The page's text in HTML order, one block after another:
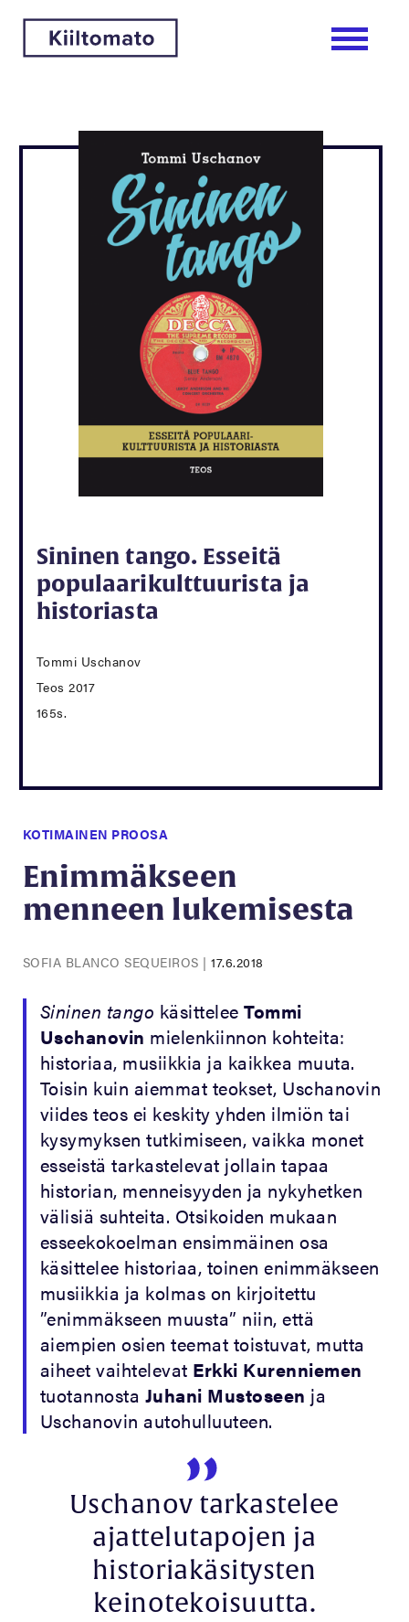
Sininen tango. Esseitä
populaarikulttuurista ja
historiasta
Tommi Uschanov
Teos 2017
165s.
KOTIMAINEN PROOSA
Enimmäkseen
menneen lukemisesta
SOFIA BLANCO SEQUEIROS |17.6.2018
Sininen tango käsitteleeTommi
Uschanovin mielenkiinnon kohteita:
historiaa, musiikkia ja kaikkea muuta.
Toisin kuin aiemmat teokset, Uschanovin
viides teos ei keskity yhden ilmiön tai
kysymyksen tutkimiseen, vaikka monet
esseistä tarkastelevat jollain tapaa
historian, menneisyyden ja nykyhetken
välisiä suhteita. Otsikoiden mukaan
esseekokoelman ensimmäinen osa
käsittelee historiaa, toinen enimmäkseen
musiikkia ja kolmas on kirjoitettu
”enimmäkseen muusta” niin, että
aiempien osien teemat toistuvat, mutta
aiheet vaihtelevat Erkki Kurenniemen
tuotannosta Juhani Mustoseen ja
Uschanovin autohulluuteen.
Uschanov tarkastelee
ajattelutapojen ja
historiakäsitysten
keinotekoisuutta.